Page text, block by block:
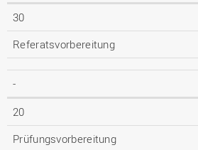
30
Referatsvorbereitung
-
20
Prüfungsvorbereitung